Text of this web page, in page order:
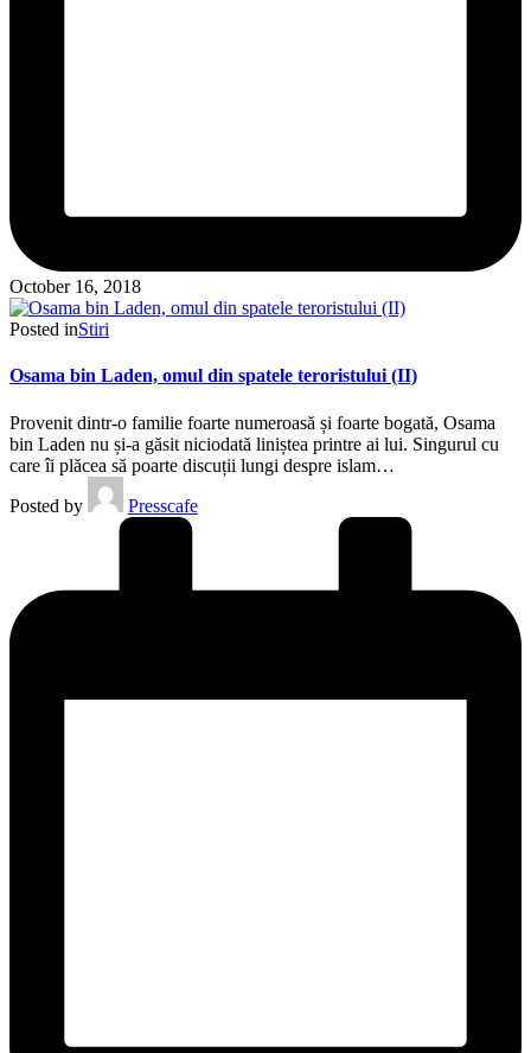
October 16, 2018
Posted inStiri
Osama bin Laden, omul din spatele teroristului (II)
Provenit dintr-o familie foarte numeroasă și foarte bogată, Osama
bin Laden nu și-a găsit niciodată liniștea printre ai lui. Singurul cu
care îi plăcea să poarte discuții lungi despre islam…
Posted by
Presscafe